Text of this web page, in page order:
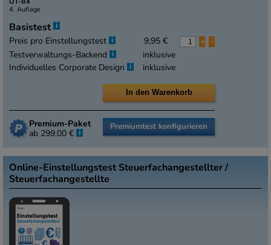
4. Auflage
Basistest i
Preis pro Einstellungstest i 9,95 € + -
Testverwaltungs-Backend i
inklusive
Individuelles Corporate Design i inklusive
Premium-Paket
ab 299,00 € i
Premiumtest konfigurieren
Online-Einstellungstest Steuerfachangestellter /
Steuerfachangestellte